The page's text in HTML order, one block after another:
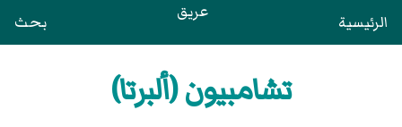
الرئيسية عريق بحث
تشامبيون (ألبرتا)